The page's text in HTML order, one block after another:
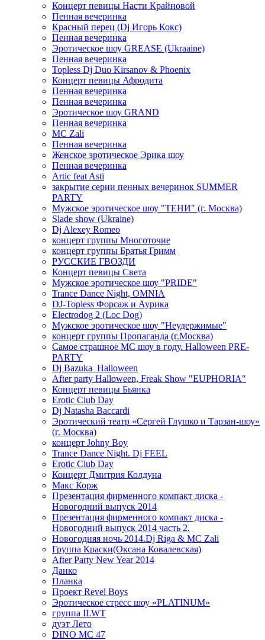
Концерт певицы Насти Крайновой
Пенная вечеринка
Красный перец (Dj Игорь Кокс)
Пенная вечеринка
Эротическое шоу GREASE (Ukraaine)
Пенная вечеринка
Topless Dj Duo Kirsanov & Phoenix
Концерт певицы Афродита
Пенная вечеринка
Пенная вечеринка
Эротическое шоу GRAND
Пенная вечеринка
MC Zali
Пенная вечеринка
Женское эротическое Эрика шоу
Пенная вечеринка
Artic feat Asti
закрытие серии пенных вечеринок SUMMER
PARTY
Мужское эротическое шоу "ТЕНИ" (г. Москва)
Slade show (Ukraine)
Dj Alexey Romeo
концерт группы Многоточие
концерт группы Братья Гримм
РУССКИЕ ГВОЗДИ
Концерт певицы Света
Мужское эротическое шоу "PRIDE"
Trance Dance Night, OMNIA
DJ-Topless Форсаж и Аурика
Electrodog 2 (Loc Dog)
Мужское эротическое шоу "Неудержимые"
концерт группы Пропаганда (г.Москва)
Самое страшное МС шоу в году. Halloween PRE-
PARTY
Dj Bazuka_Halloween
After party Halloween, Freak Show "EUPHORIA"
Концерт певицы Бьянка
Erotic Club Day
Dj Natasha Baccardi
Эротический театр «Сергей Глушко и Тарзан-шоу»
(г. Москва)
концерт Johny Boy
Trance Dance Night. Dj FEEL
Erotic Club Day
Концерт Дмитрия Колдуна
Макс Корж
Презентация фирменного компакт диска -
Новогодний выпуск 2014
Презентация фирменного компакт диска -
Новогодний выпуск 2014 часть 2.
Новогодняя ночь 2014.Dj Riga & MC Zali
Группа Краски(Оксана Ковалевская)
After Party New Year 2014
Данко
Планка
Проект Revel Boys
Эротическое стресс шоу «PLATINUM»
группа ILWT
дуэт Лето
DINO MC 47